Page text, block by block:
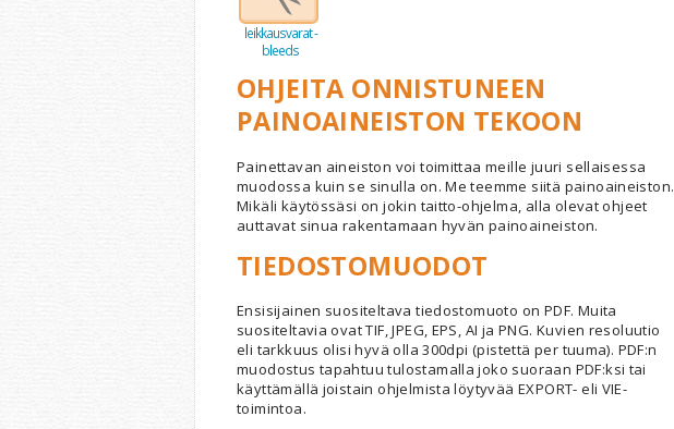
leikkausvarat -
bleeds
OHJEITA ONNISTUNEEN
PAINOAINEISTON TEKOON
Painettavan aineiston voi toimittaa meille juuri sellaisessa
muodossa kuin se sinulla on. Me teemme siitä painoaineiston.
Mikäli käytössäsi on jokin taitto-ohjelma, alla olevat ohjeet
auttavat sinua rakentamaan hyvän painoaineiston.
TIEDOSTOMUODOT
Ensisijainen suositeltava tiedostomuoto on PDF. Muita
suositeltavia ovat TIF, JPEG, EPS, AI ja PNG. Kuvien resoluutio
eli tarkkuus olisi hyvä olla 300dpi (pistettä per tuuma). PDF:n
muodostus tapahtuu tulostamalla joko suoraan PDF:ksi tai
käyttämällä joistain ohjelmista löytyvää EXPORT- eli VIE-
toimintoa.